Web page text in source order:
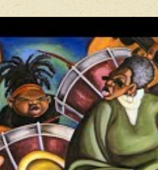
Отзыв
Перед